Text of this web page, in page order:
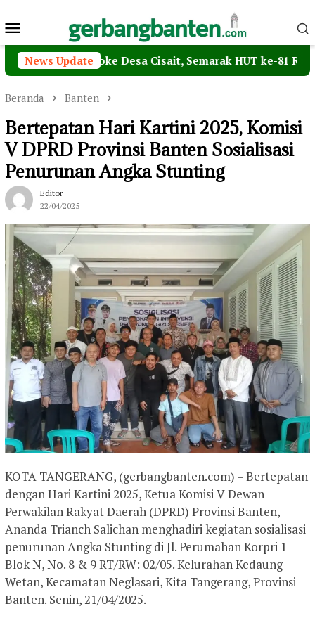
ke
Menu
Mobile
News Update
Karaoke Desa Cisait, Semarak HUT ke-81 RI Makin
Beranda Banten
Bertepatan Hari Kartini 2025, Komisi
V DPRD Provinsi Banten Sosialisasi
Penurunan Angka Stunting
Editor
22/04/2025
KOTA TANGERANG, (gerbangbanten.com) – Bertepatan
dengan Hari Kartini 2025, Ketua Komisi V Dewan
Perwakilan Rakyat Daerah (DPRD) Provinsi Banten,
Ananda Trianch Salichan menghadiri kegiatan sosialisasi
penurunan Angka Stunting di Jl. Perumahan Korpri 1
Blok N, No. 8 & 9 RT/RW: 02/05. Kelurahan Kedaung
Wetan, Kecamatan Neglasari, Kita Tangerang, Provinsi
Banten. Senin, 21/04/2025.